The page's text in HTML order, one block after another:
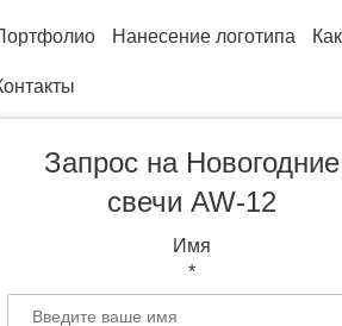
Нанесение логотипа
Новогодние свечи AW-12
логотипом
Запрос на Новогодние
свечи AW-12
Имя
*